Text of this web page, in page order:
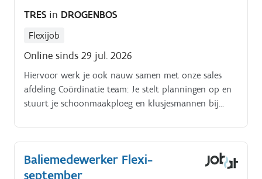
TRES in DROGENBOS
Flexijob
Online sinds 29 jul. 2026
Hiervoor werk je ook nauw samen met onze sales
afdeling Coördinatie team: Je stelt planningen op en
stuurt je schoonmaakploeg en klusjesmannen bij
groepsboekingen en rapporteert wekelijks over de
werking van de vestiging aan het management.
Baliemedewerker Flexi-
september